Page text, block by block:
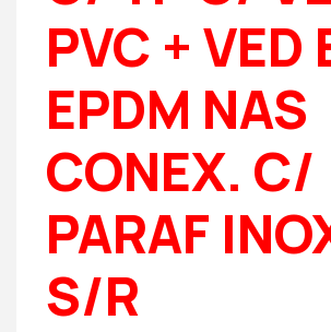
PVC + VED
EPDM NAS
CONEX. C/
PARAF
S/R